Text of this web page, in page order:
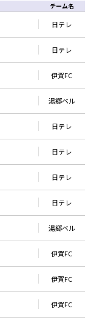
チーム名
日テレ
日テレ
伊賀FC
湯郷ベル
日テレ
日テレ
日テレ
日テレ
湯郷ベル
伊賀FC
伊賀FC
伊賀FC